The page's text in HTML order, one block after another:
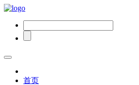
首页